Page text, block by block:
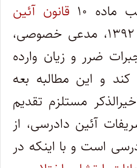
۱۰
قانون آئین
مصوب ۱۳۹۲، مدعی خصوصی،
ضرر و زیان وارده
و این مطالبه بعه
قانون اخیرالذکر مستلزم تقدیم
آئین دادرسی، از
است و با اینکه در